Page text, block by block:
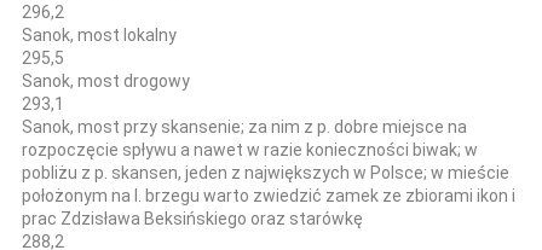
296,2
Sanok, most lokalny
295,5
Sanok, most drogowy
293,1
Sanok, most przy skansenie; za nim z p. dobre miejsce na
rozpoczęcie spływu a nawet w razie konieczności biwak; w
pobliżu z p. skansen, jeden z największych w Polsce; w mieście
położonym na l. brzegu warto zwiedzić zamek ze zbiorami ikon i
prac Zdzisława Beksińskiego oraz starówkę
288,2